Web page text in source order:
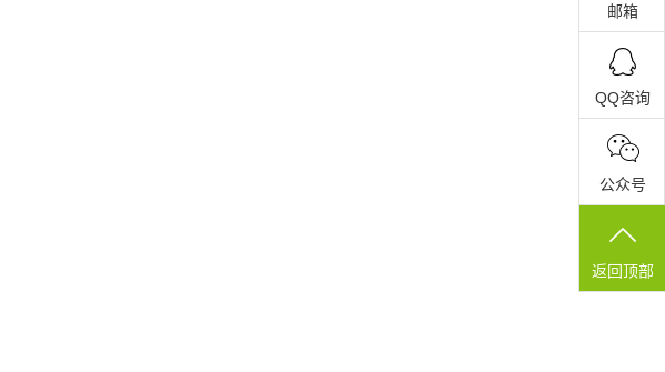
邮箱
QQ咨询
公众号
返回顶部